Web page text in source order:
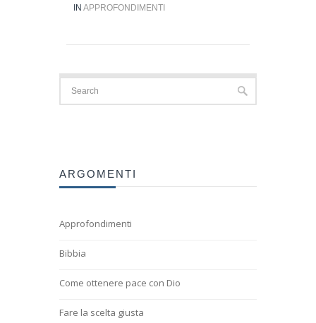
IN APPROFONDIMENTI
ARGOMENTI
Approfondimenti
Bibbia
Come ottenere pace con Dio
Fare la scelta giusta